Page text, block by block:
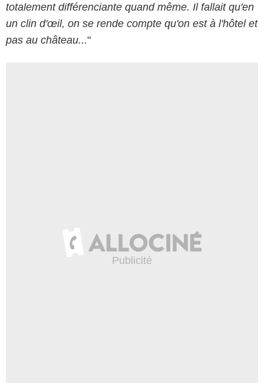
totalement différenciante quand même. Il fallait qu'en
un clin d'œil, on se rende compte qu'on est à l'hôtel et
pas au château..."